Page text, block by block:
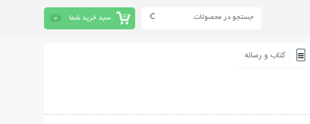
سبد خرید شما 0
کتاب و رسانه